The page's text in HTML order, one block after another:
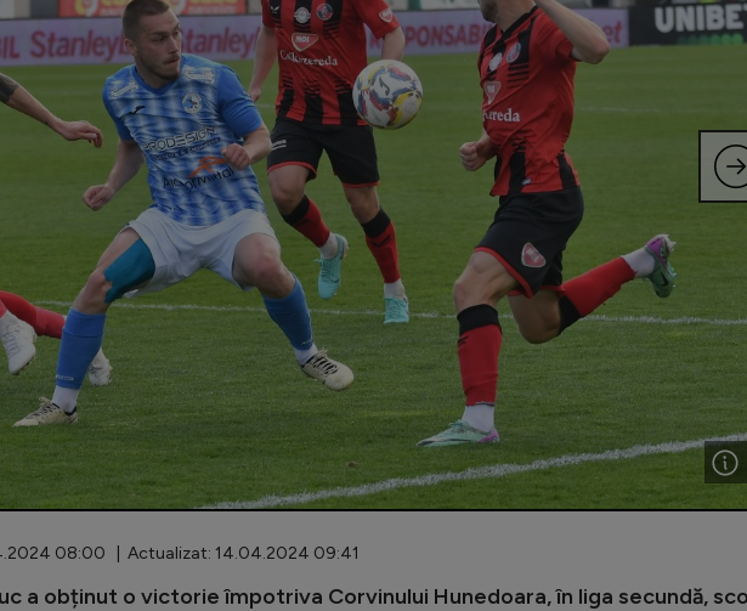
08:00 | Actualizat: 14.04.2024 09:41
a obținut o victorie împotriva Corvinului Hunedoara, în liga secundă,